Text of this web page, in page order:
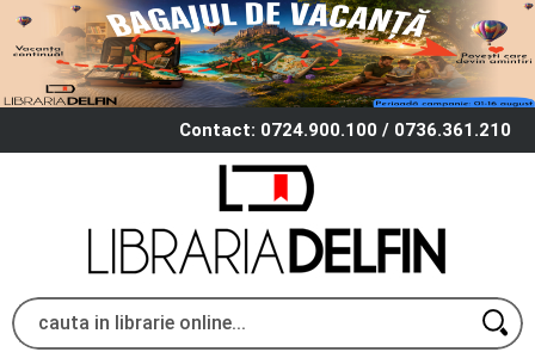
Contact: 0724.900.100 / 0736.361.210